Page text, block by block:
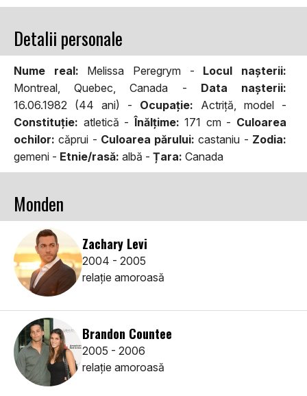
Detalii personale
Nume real: Melissa Peregrym - Locul naşterii:
Montreal, Quebec, Canada - Data naşterii:
16.06.1982 (44 ani) - Ocupaţie: Actriță, model -
Constituţie: atletică -Înălţime: 171 cm - Culoarea
ochilor: căprui - Culoarea părului: castaniu - Zodia:
gemeni - Etnie/rasă: albă - Țara: Canada
Monden
Zachary Levi
2004 - 2005
relaţie amoroasă
Brandon Countee
2005 - 2006
relaţie amoroasă